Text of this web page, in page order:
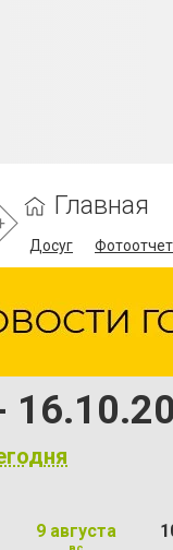
Главная
Досуг
9 августа